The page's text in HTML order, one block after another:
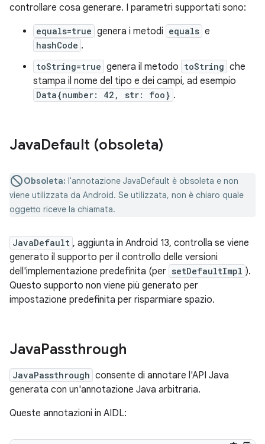
controllare cosa generare. I parametri supportati sono:
equals=true genera i metodi equals e
hashCode .
toString=true genera il metodo toString che
stampa il nome del tipo e dei campi, ad esempio
Data{number: 42, str: foo} .
JavaDefault (obsoleta)
Obsoleta: l'annotazione JavaDefault è obsoleta e non
viene utilizzata da Android. Se utilizzata, non è chiaro quale
oggetto riceve la chiamata.
JavaDefault , aggiunta in Android 13, controlla se viene
generato il supporto per il controllo delle versioni
dell'implementazione predefinita (per setDefaultImpl ).
Questo supporto non viene più generato per
impostazione predefinita per risparmiare spazio.
JavaPassthrough
JavaPassthrough consente di annotare l'API Java
generata con un'annotazione Java arbitraria.
Queste annotazioni in AIDL: